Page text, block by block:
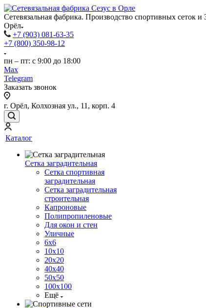
Сетевязальная фабрика. Производство спортивных сеток
Орёл
+7 (903) 081-63-35
+7 (800) 350-98-12
пн – пт: с 9:00 до 18:00
Max
Telegram
Заказать звонок
г. Орёл, Колхозная ул., 11, корп. 4
Каталог
Сетка заградительная
Сетка спортивная
заградительная
Сетка заградительная
строительная
Капроновые
Полипропиленовые
Для окон и стен
Уличные
6х6
10х10
20х20
40х40
50х50
100х100
Ещё